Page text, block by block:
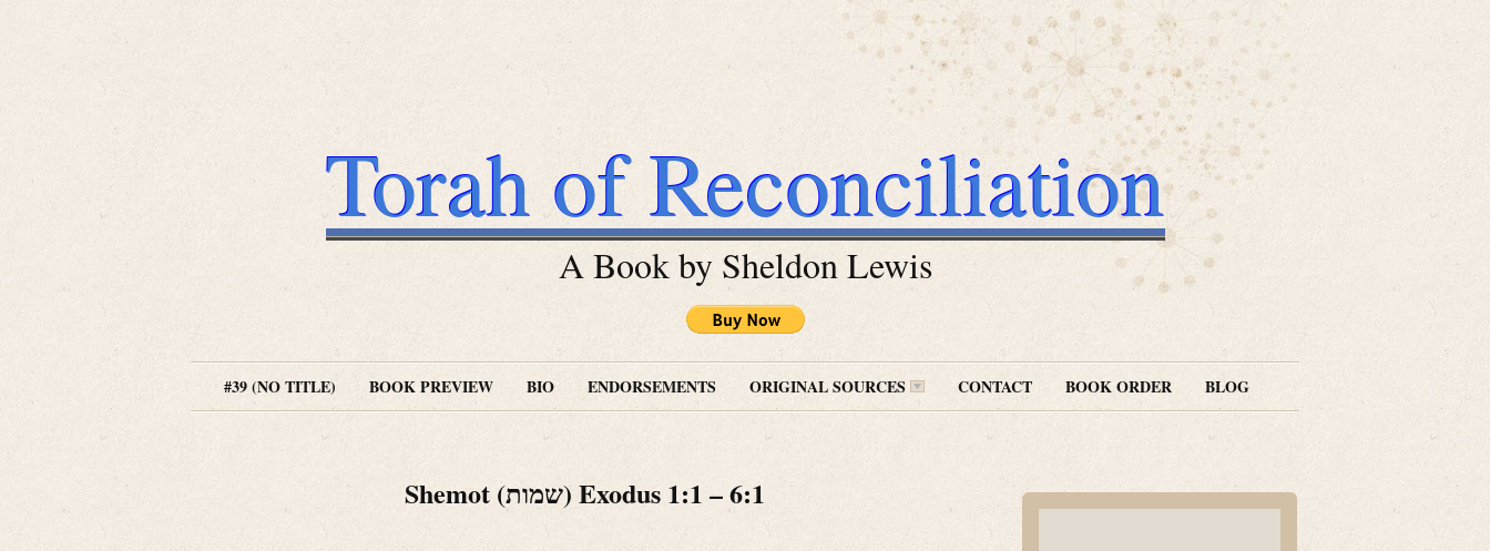
Torah of Reconciliation
A Book by Sheldon Lewis
#39 (NO TITLE) BOOK PREVIEW BIO ENDORSEMENTS ORIGINAL SOURCES CONTACT BOOK ORDER BLOG
Shemot (שמות) Exodus 1:1 – 6:1